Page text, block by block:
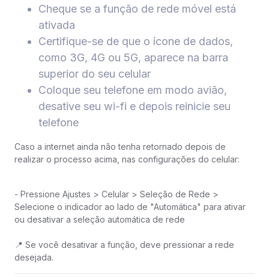
Cheque se a função de rede móvel está
ativada
Certifique-se de que o ícone de dados,
como 3G, 4G ou 5G, aparece na barra
superior do seu celular
Coloque seu telefone em modo avião,
desative seu wi-fi e depois reinicie seu
telefone
Caso a internet ainda não tenha retornado depois de
realizar o processo acima, nas configurações do celular:
- Pressione Ajustes > Celular > Seleção de Rede >
Selecione o indicador ao lado de "Automática" para ativar
ou desativar a seleção automática de rede
📍 Se você desativar a função, deve pressionar a rede
desejada.